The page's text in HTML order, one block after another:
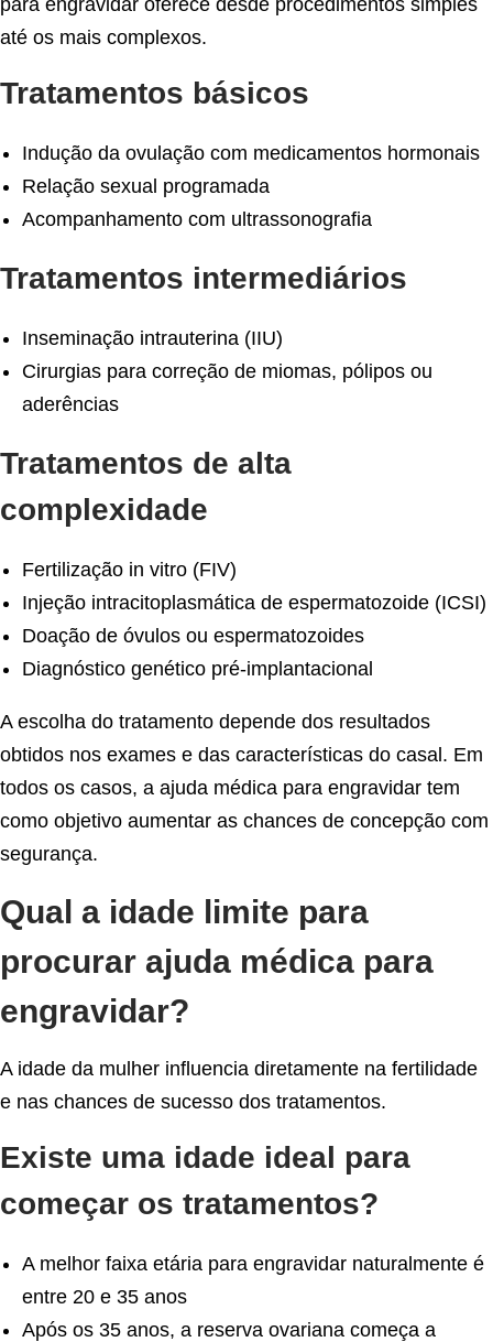
até os mais complexos.
Tratamentos básicos
Indução da ovulação com medicamentos hormonais
Relação sexual programada
Acompanhamento com ultrassonografia
Tratamentos intermediários
Inseminação intrauterina (IIU)
Cirurgias para correção de miomas, pólipos ou
aderências
Tratamentos de alta
complexidade
Fertilização in vitro (FIV)
Injeção intracitoplasmática de espermatozoide (ICSI)
Doação de óvulos ou espermatozoides
Diagnóstico genético pré-implantacional
A escolha do tratamento depende dos resultados
obtidos nos exames e das características do casal. Em
todos os casos, a ajuda médica para engravidar tem
como objetivo aumentar as chances de concepção com
segurança.
Qual a idade limite para
procurar ajuda médica para
engravidar?
A idade da mulher influencia diretamente na fertilidade
e nas chances de sucesso dos tratamentos.
Existe uma idade ideal para
começar os tratamentos?
A melhor faixa etária para engravidar naturalmente é
entre 20 e 35 anos
Após os 35 anos, a reserva ovariana começa a